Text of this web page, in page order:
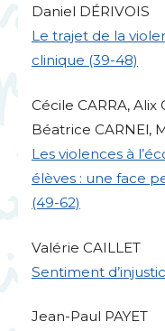
Daniel DÉRIVOIS
Le trajet de la
clinique (39-48)
Cécile CARRA, Alix
Béatrice CARNEl,
Les violences à
élèves : une face
(49-62)
Valérie CAILLET
Sentiment
Jean-Paul PAYET